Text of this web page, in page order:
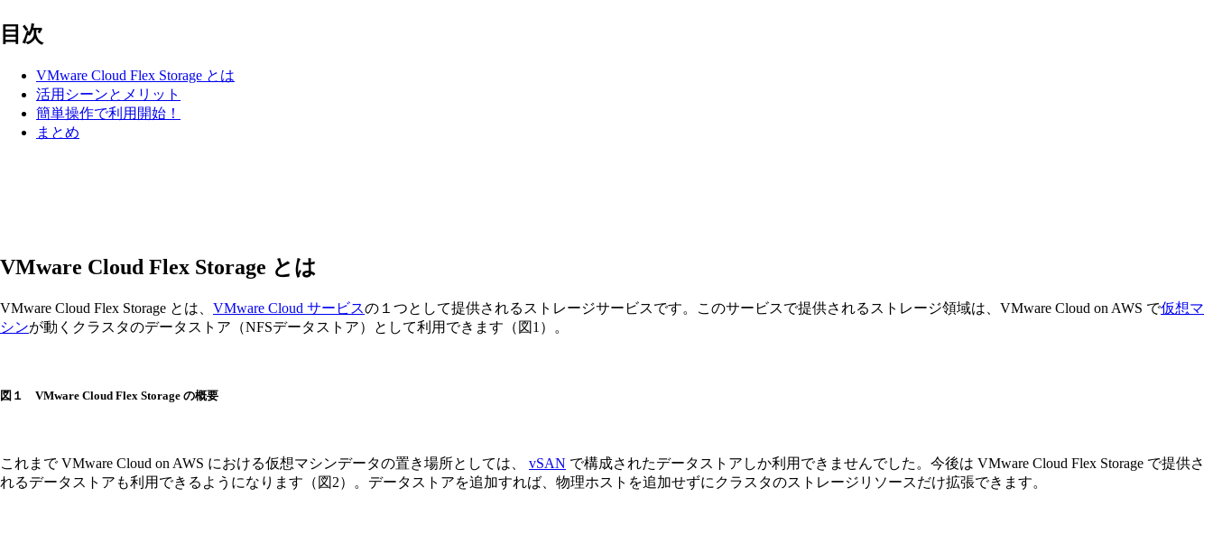
目次
VMware Cloud Flex Storage とは
活用シーンとメリット
簡単操作で利用開始！
まとめ
VMware Cloud Flex Storage とは
VMware Cloud Flex Storage とは、 VMware Cloud サービスの１つとして提供されるストレージサービスです。このサービスで提供されるストレージ領域は、VMware Cloud on AWS で仮想マ
シンが動くクラスタのデータストア（NFSデータストア）として利用できます（図1）。
図１ VMware Cloud Flex Storage の概要
これまで VMware Cloud on AWS における仮想マシンデータの置き場所としては、 vSAN で構成されたデータストアしか利用できませんでした。今後は VMware Cloud Flex Storage で提供さ
れるデータストアも利用できるようになります（図2）。データストアを追加すれば、物理ホストを追加せずにクラスタのストレージリソースだけ拡張できます。